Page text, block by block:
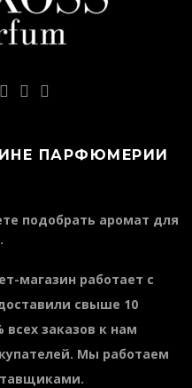
ПАРФЮМЕРИИ
подобрать аромат для
магазин работает с
свыше 10
всех заказов к нам
Мы работаем